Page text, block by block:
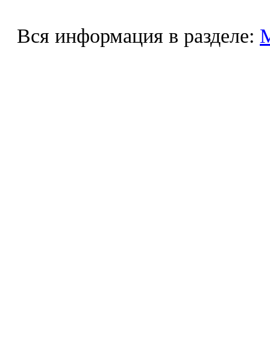
Вся информация в разделе: